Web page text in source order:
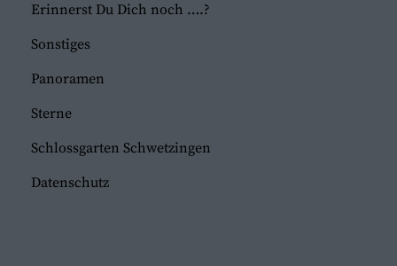
Erinnerst Du Dich noch ….?
Sonstiges
Panoramen
Sterne
Schlossgarten Schwetzingen
Datenschutz